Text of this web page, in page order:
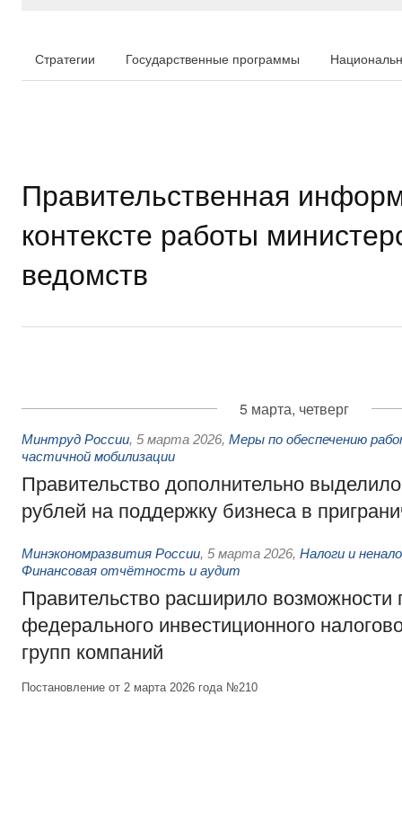
Стратегии Государственные программы
Правительственная
контексте работы
ведомств
5 марта, четверг
Минтруд России, 5 марта 2026, Меры по обеспечению
частичной мобилизации
Правительство дополнительно
рублей на поддержку бизнеса в
Минэкономразвития России, 5 марта 2026, Налоги и
Финансовая отчётность и аудит
Правительство расширило возможности
федерального инвестиционного
групп компаний
Постановление от 2 марта 2026 года №210